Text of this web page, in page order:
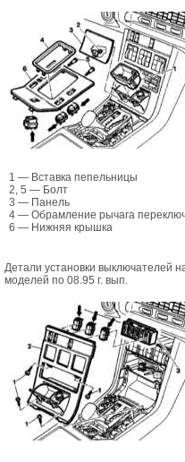
1 — Вставка пепельницы
2, 5 — Болт
3 — Панель
4 — Обрамление рычага
6 — Нижняя крышка
Детали установки выключателей
моделей по 08.95 г. вып.